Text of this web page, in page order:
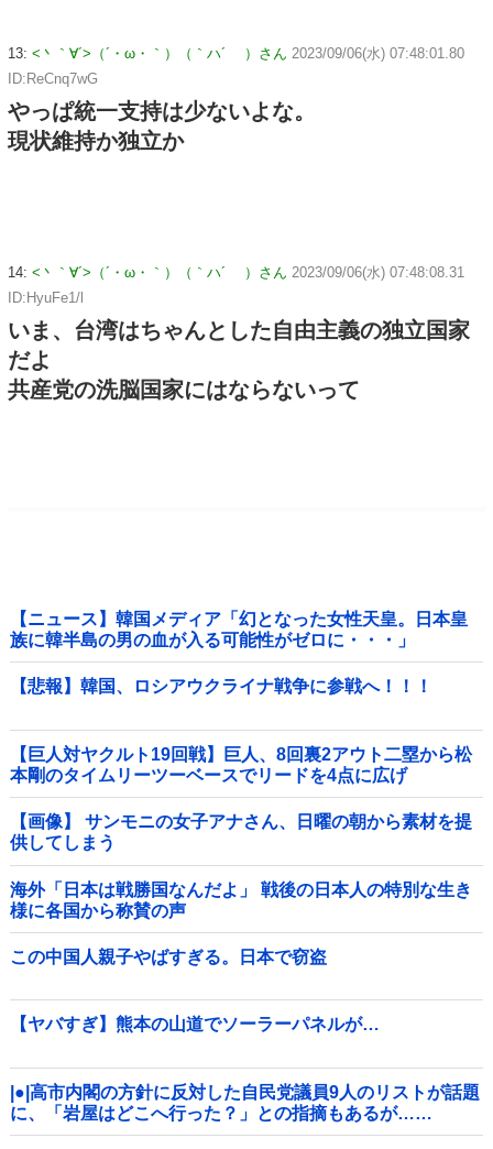
13: <丶｀∀´>（´・ω・｀）（｀ハ´ ）さん 2023/09/06(水) 07:48:01.80
ID:ReCnq7wG
やっぱ統一支持は少ないよな。
現状維持か独立か
14: <丶｀∀´>（´・ω・｀）（｀ハ´ ）さん 2023/09/06(水) 07:48:08.31
ID:HyuFe1/l
いま、台湾はちゃんとした自由主義の独立国家
だよ
共産党の洗脳国家にはならないって
【ニュース】韓国メディア「幻となった女性天皇。日本皇
族に韓半島の男の血が入る可能性がゼロに・・・」
【悲報】韓国、ロシアウクライナ戦争に参戦へ！！！
【巨人対ヤクルト19回戦】巨人、8回裏2アウト二塁から松
本剛のタイムリーツーベースでリードを4点に広げ
る！！！！！！！！他
【画像】 サンモニの女子アナさん、日曜の朝から素材を提
供してしまう
海外「日本は戦勝国なんだよ」 戦後の日本人の特別な生き
様に各国から称賛の声
この中国人親子やばすぎる。日本で窃盗
【ヤバすぎ】熊本の山道でソーラーパネルが…
|●|高市内閣の方針に反対した自民党議員9人のリストが話題
に、「岩屋はどこへ行った？」との指摘もあるが……